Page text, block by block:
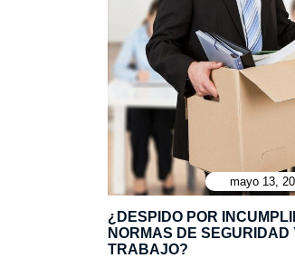
mayo 13,
¿DESPIDO POR
NORMAS DE
TRABAJO?